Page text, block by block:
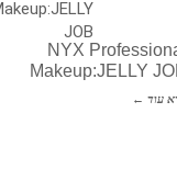
NYX
Makeup:JELLY
עוד ←